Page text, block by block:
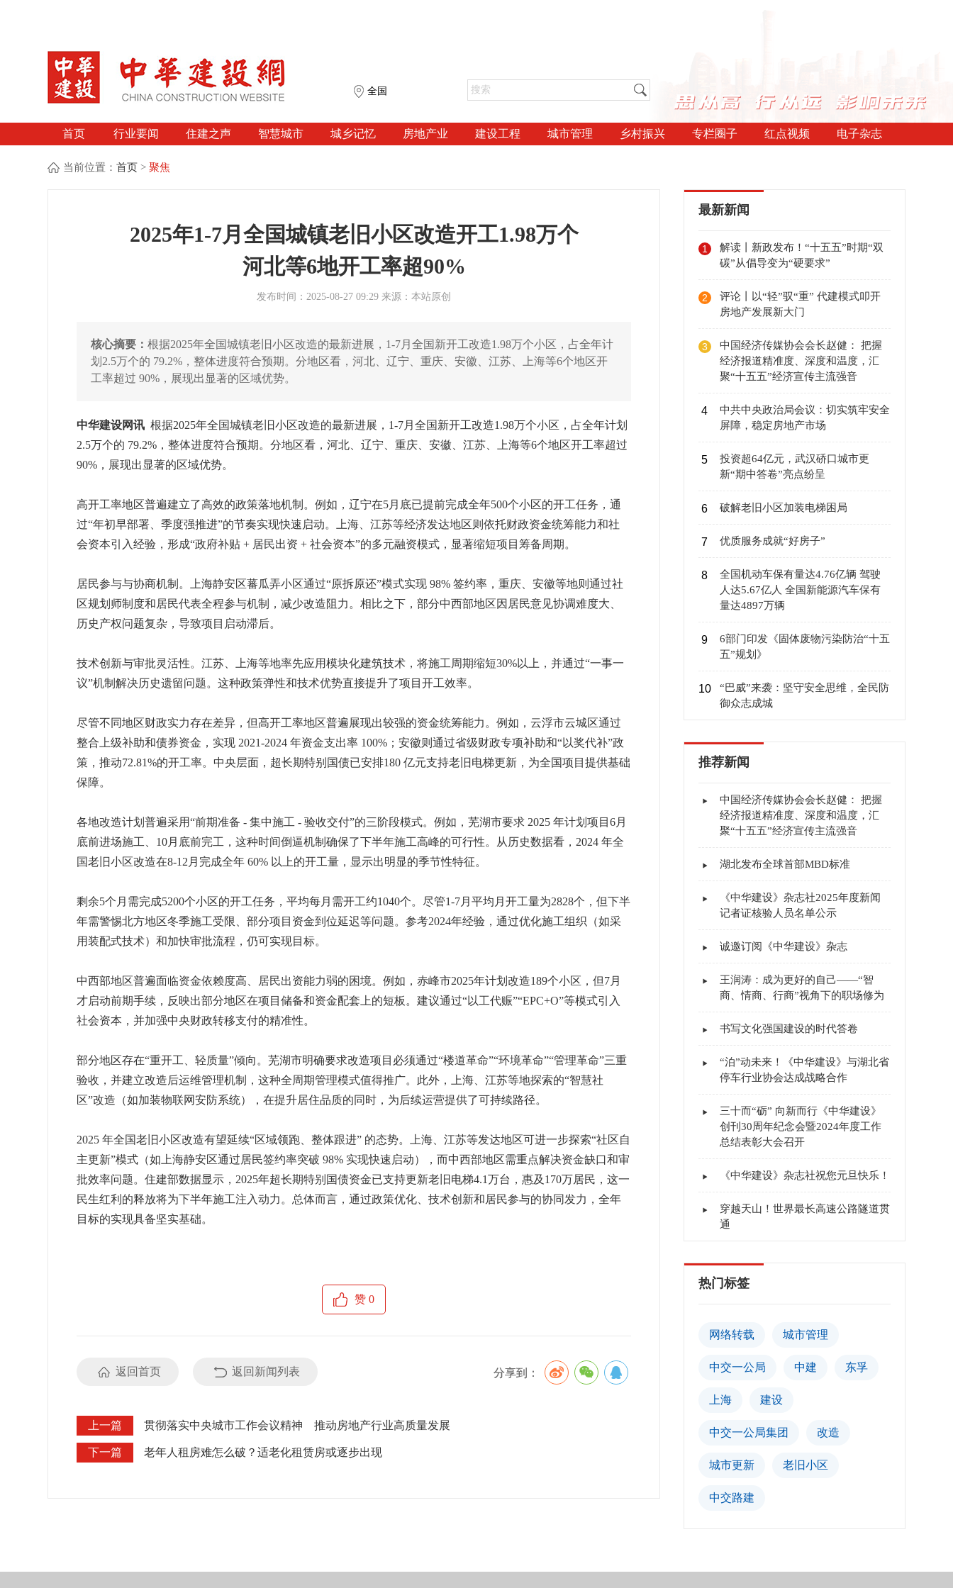
全国
首页 行业要闻 住建之声 智慧城市 城乡记忆 房地产业 建设工程 城市管理 乡村振兴 专栏圈子 红点视频 电子杂志
当前位置：首页 >聚焦
2025年1-7月全国城镇老旧小区改造开工1.98万个
河北等6地开工率超90%
发布时间：2025-08-27 09:29 来源：本站原创
核心摘要：根据2025年全国城镇老旧小区改造的最新进展，1-7月全国新开工改造1.98万个小区，占全年计
划2.5万个的 79.2%，整体进度符合预期。分地区看，河北、辽宁、重庆、安徽、江苏、上海等6个地区开
工率超过 90%，展现出显著的区域优势。
中华建设网讯 根据2025年全国城镇老旧小区改造的最新进展，1-7月全国新开工改造1.98万个小区，占全年计划
2.5万个的 79.2%，整体进度符合预期。分地区看，河北、辽宁、重庆、安徽、江苏、上海等6个地区开工率超过
90%，展现出显著的区域优势。
高开工率地区普遍建立了高效的政策落地机制。例如，辽宁在5月底已提前完成全年500个小区的开工任务，通
过“年初早部署、季度强推进”的节奏实现快速启动。上海、江苏等经济发达地区则依托财政资金统筹能力和社
会资本引入经验，形成“政府补贴 + 居民出资 + 社会资本”的多元融资模式，显著缩短项目筹备周期。
居民参与与协商机制。上海静安区蕃瓜弄小区通过“原拆原还”模式实现 98% 签约率，重庆、安徽等地则通过社
区规划师制度和居民代表全程参与机制，减少改造阻力。相比之下，部分中西部地区因居民意见协调难度大、
历史产权问题复杂，导致项目启动滞后。
技术创新与审批灵活性。江苏、上海等地率先应用模块化建筑技术，将施工周期缩短30%以上，并通过“一事一
议”机制解决历史遗留问题。这种政策弹性和技术优势直接提升了项目开工效率。
尽管不同地区财政实力存在差异，但高开工率地区普遍展现出较强的资金统筹能力。例如，云浮市云城区通过
整合上级补助和债券资金，实现 2021-2024 年资金支出率 100%；安徽则通过省级财政专项补助和“以奖代补”政
策，推动72.81%的开工率。中央层面，超长期特别国债已安排180 亿元支持老旧电梯更新，为全国项目提供基础
保障。
各地改造计划普遍采用“前期准备 - 集中施工 - 验收交付”的三阶段模式。例如，芜湖市要求 2025 年计划项目6月
底前进场施工、10月底前完工，这种时间倒逼机制确保了下半年施工高峰的可行性。从历史数据看，2024 年全
国老旧小区改造在8-12月完成全年 60% 以上的开工量，显示出明显的季节性特征。
剩余5个月需完成5200个小区的开工任务，平均每月需开工约1040个。尽管1-7月平均月开工量为2828个，但下半
年需警惕北方地区冬季施工受限、部分项目资金到位延迟等问题。参考2024年经验，通过优化施工组织（如采
用装配式技术）和加快审批流程，仍可实现目标。
中西部地区普遍面临资金依赖度高、居民出资能力弱的困境。例如，赤峰市2025年计划改造189个小区，但7月
才启动前期手续，反映出部分地区在项目储备和资金配套上的短板。建议通过“以工代赈”“EPC+O”等模式引入
社会资本，并加强中央财政转移支付的精准性。
部分地区存在“重开工、轻质量”倾向。芜湖市明确要求改造项目必须通过“楼道革命”“环境革命”“管理革命”三重
验收，并建立改造后运维管理机制，这种全周期管理模式值得推广。此外，上海、江苏等地探索的“智慧社
区”改造（如加装物联网安防系统），在提升居住品质的同时，为后续运营提供了可持续路径。
2025 年全国老旧小区改造有望延续“区域领跑、整体跟进” 的态势。上海、江苏等发达地区可进一步探索“社区自
主更新”模式（如上海静安区通过居民签约率突破 98% 实现快速启动），而中西部地区需重点解决资金缺口和审
批效率问题。住建部数据显示，2025年超长期特别国债资金已支持更新老旧电梯4.1万台，惠及170万居民，这一
民生红利的释放将为下半年施工注入动力。总体而言，通过政策优化、技术创新和居民参与的协同发力，全年
目标的实现具备坚实基础。
赞0
返回首页 返回新闻列表 分享到：
上一篇 贯彻落实中央城市工作会议精神 推动房地产行业高质量发展
下一篇 老年人租房难怎么破？适老化租赁房或逐步出现
最新新闻
1
解读丨新政发布！“十五五”时期“双
碳”从倡导变为“硬要求”
2
评论丨以“轻”驭“重” 代建模式叩开
房地产发展新大门
3
中国经济传媒协会会长赵健： 把握
经济报道精准度、深度和温度，汇
聚“十五五”经济宣传主流强音
4
中共中央政治局会议：切实筑牢安全
屏障，稳定房地产市场
5
投资超64亿元，武汉硚口城市更
新“期中答卷”亮点纷呈
6 破解老旧小区加装电梯困局
7 优质服务成就“好房子”
8
全国机动车保有量达4.76亿辆 驾驶
人达5.67亿人 全国新能源汽车保有
量达4897万辆
9
6部门印发《固体废物污染防治“十五
五”规划》
10
“巴威”来袭：坚守安全思维，全民防
御众志成城
推荐新闻
中国经济传媒协会会长赵健： 把握
经济报道精准度、深度和温度，汇
聚“十五五”经济宣传主流强音
湖北发布全球首部MBD标准
《中华建设》杂志社2025年度新闻
记者证核验人员名单公示
诚邀订阅《中华建设》杂志
王润涛：成为更好的自己——“智
商、情商、行商”视角下的职场修为
书写文化强国建设的时代答卷
“泊”动未来！《中华建设》与湖北省
停车行业协会达成战略合作
三十而“砺” 向新而行《中华建设》
创刊30周年纪念会暨2024年度工作
总结表彰大会召开
《中华建设》杂志社祝您元旦快乐！
穿越天山！世界最长高速公路隧道贯
通
热门标签
网络转载 城市管理
中交一公局 中建 东孚
上海 建设
中交一公局集团 改造
城市更新 老旧小区
中交路建